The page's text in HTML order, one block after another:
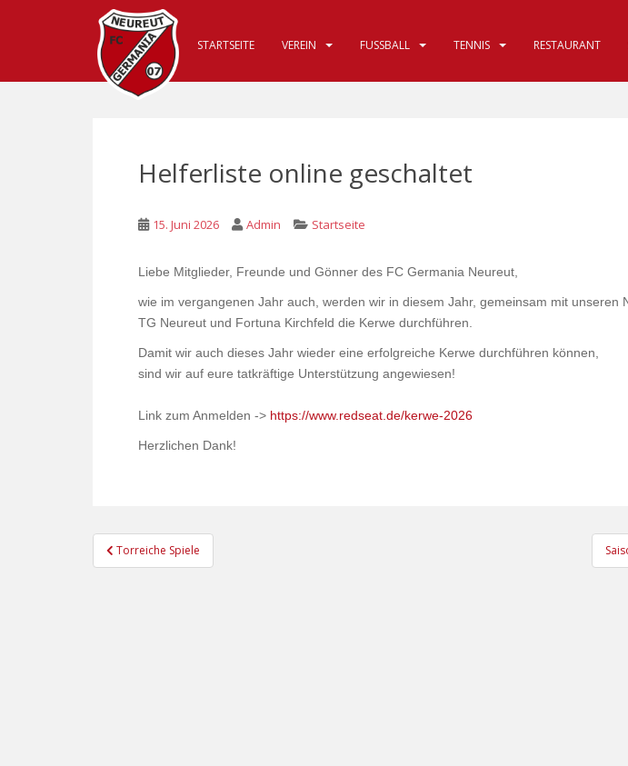
STARTSEITE VEREIN FUSSBALL TENNIS RESTAURANT
Helferliste online geschaltet
15. Juni 2026 Admin Startseite
Liebe Mitglieder, Freunde und Gönner des FC Germania Neureut,
wie im vergangenen Jahr auch, werden wir in diesem Jahr, gemeinsam mit unseren
TG Neureut und Fortuna Kirchfeld die Kerwe durchführen.
Damit wir auch dieses Jahr wieder eine erfolgreiche Kerwe durchführen können,
sind wir auf eure tatkräftige Unterstützung angewiesen!
Link zum Anmelden -> https://www.redseat.de/kerwe-2026
Herzlichen Dank!
Beitragsnavigation
Torreiche Spiele